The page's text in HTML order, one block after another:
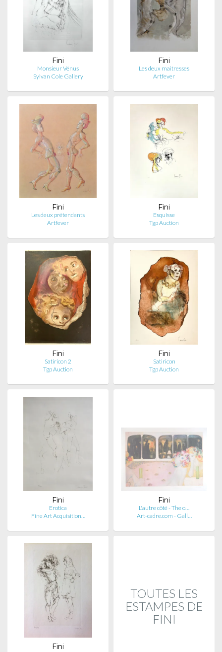
Fini
Monsieur Vénus
Sylvan Cole Gallery
Fini
Les deux maitresses
Artfever
Fini
Les deux prétendants
Artfever
Fini
Esquisse
Tgp Auction
Fini
Satiricon 2
Tgp Auction
Fini
Satiricon
Tgp Auction
Fini
Erotica
Fine Art Acquisition…
Fini
L'autre côté - The o…
Art-cadre.com - Gall…
Fini
TOUTES LES
ESTAMPES DE
FINI